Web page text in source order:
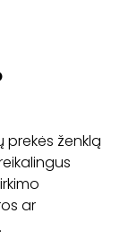
prekės ženklą
ar